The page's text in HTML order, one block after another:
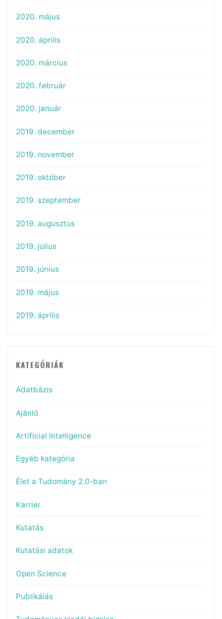
2020. május
2020. április
2020. március
2020. február
2020. január
2019. december
2019. november
2019. október
2019. szeptember
2019. augusztus
2019. július
2019. június
2019. május
2019. április
KATEGÓRIÁK
Adatbázis
Ajánló
Artificial Intelligence
Egyéb kategória
Élet a Tudomány 2.0-ban
Karrier
Kutatás
Kutatási adatok
Open Science
Publikálás